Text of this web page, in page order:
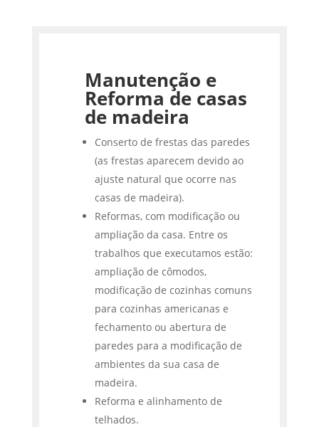
Manutenção e
Reforma de casas
de madeira
Conserto de frestas das paredes
(as frestas aparecem devido ao
ajuste natural que ocorre nas
casas de madeira).
Reformas, com modificação ou
ampliação da casa. Entre os
trabalhos que executamos estão:
ampliação de cômodos,
modificação de cozinhas comuns
para cozinhas americanas e
fechamento ou abertura de
paredes para a modificação de
ambientes da sua casa de
madeira.
Reforma e alinhamento de
telhados.